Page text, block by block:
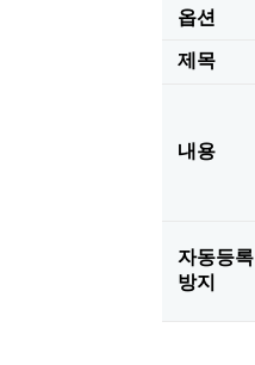
옵션
제목
내용
자동등록
방지